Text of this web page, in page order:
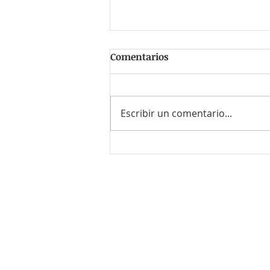
Comentarios
Escribir un comentario...